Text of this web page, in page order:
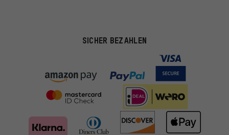
SICHER BEZAHLEN